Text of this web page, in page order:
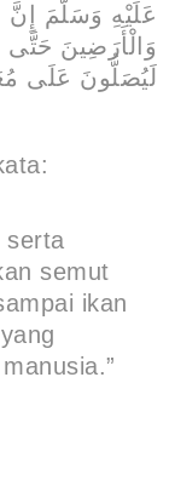
عَلَيْهِ وَسَلَّمَ إِنَّ
وَالْأَرَضِينَ
لَيُصَلُّونَ عَلَى
serta
semut
ikan